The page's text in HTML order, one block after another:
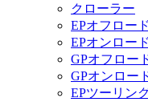
クローラー
EPオフロード
EPオンロード
GPオフロー
GPオンロー
EPツーリン